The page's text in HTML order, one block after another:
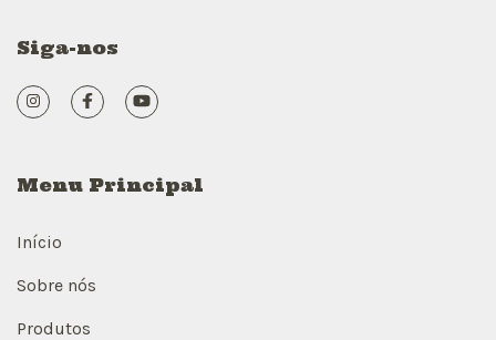
Siga-nos
Menu Principal
Início
Sobre nós
Produtos